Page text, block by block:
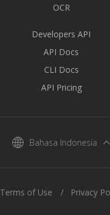
OCR
Developers API
API Docs
CLI Docs
API Pricing
Bahasa Indonesia
Terms of Use Privacy